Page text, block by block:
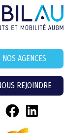
NOS AGENCES
REJOINDRE